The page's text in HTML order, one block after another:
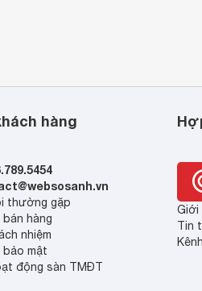
hàng
thường gặp
hàng
nhiệm
bảo mật
động sàn TMĐT
Giới
Tin